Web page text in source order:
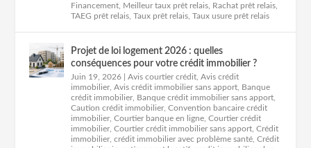
Financement Meilleur taux prêt relais Rachat prêt relais
TAEG prêt relais ,Taux prêt relais ,Taux usure prêt relais
Projet de loi logement 2026 : quelles
conséquences pour votre crédit immobilier ?
Juin 19, 2026 |Avis courtier crédit ,Avis crédit
immobilier ,Avis crédit immobilier sans apport Banque
crédit immobilier Banque crédit immobilier sans apport
Caution crédit immobilier ,Convention bancaire crédit
immobilier ,Courtier banque en ligne ,Courtier crédit
immobilier ,Courtier crédit immobilier sans apport ,Crédit
immobilier ,crédit immobilier avec problème santé ,Crédit